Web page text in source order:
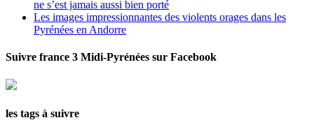
ne s’est jamais aussi bien porté
Les images impressionnantes des violents orages dans les
Pyrénées en Andorre
Suivre france 3 Midi-Pyrénées sur Facebook
les tags à suivre